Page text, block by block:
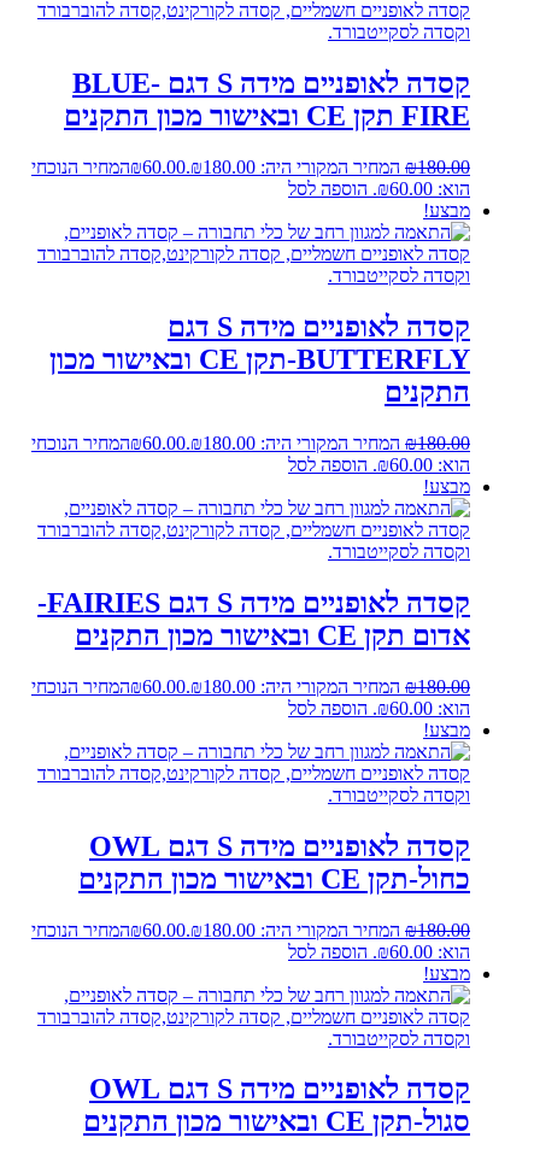
קסדה לאופניים מידה S דגם BLUE-
FIRE תקן CE ובאישור מכון התקנים
₪180.00 המחיר המקורי היה: ₪180.00. ₪60.00
המחיר הנוכחי
הוא: ₪60.00.
הוספה לסל
מבצע!
קסדה לאופניים מידה S דגם
BUTTERFLY-תקן CE ובאישור מכון
התקנים
₪180.00 המחיר המקורי היה: ₪180.00. ₪60.00
המחיר הנוכחי
הוא: ₪60.00.
הוספה לסל
מבצע!
קסדה לאופניים מידה S דגם FAIRIES-
אדום תקן CE ובאישור מכון התקנים
₪180.00 המחיר המקורי היה: ₪180.00. ₪60.00
המחיר הנוכחי
הוא: ₪60.00.
הוספה לסל
מבצע!
קסדה לאופניים מידה S דגם OWL
כחול-תקן CE ובאישור מכון התקנים
₪180.00 המחיר המקורי היה: ₪180.00. ₪60.00
המחיר הנוכחי
הוא: ₪60.00.
הוספה לסל
מבצע!
קסדה לאופניים מידה S דגם OWL
סגול-תקן CE ובאישור מכון התקנים